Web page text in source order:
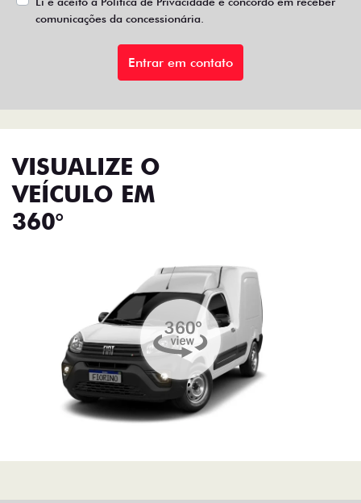
comunicações da concessionária.
Entrar em contato
VISUALIZE O
VEÍCULO EM
360°